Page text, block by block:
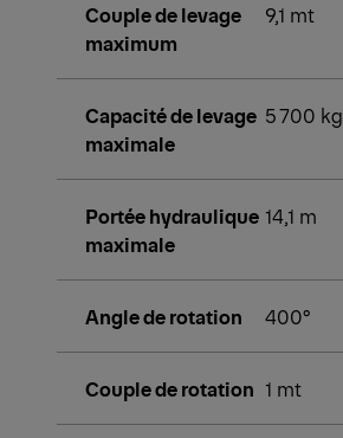
Couple de levage
maximum
9,1 mt
Capacité de levage
maximale
5 700 kg
Portée hydraulique
maximale
14,1 m
Angle de rotation 400°
Couple de rotation 1 mt